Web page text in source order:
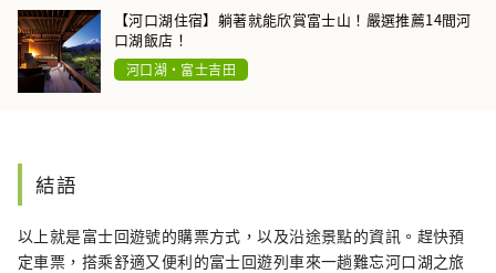
【河口湖住宿】躺著就能欣賞富士山！嚴選推薦14間河
口湖飯店！
河口湖・富士吉田
結語
以上就是富士回遊號的購票方式，以及沿途景點的資訊。趕快預
定車票，搭乘舒適又便利的富士回遊列車來一趟難忘河口湖之旅